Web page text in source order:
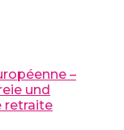
–
und
retraite